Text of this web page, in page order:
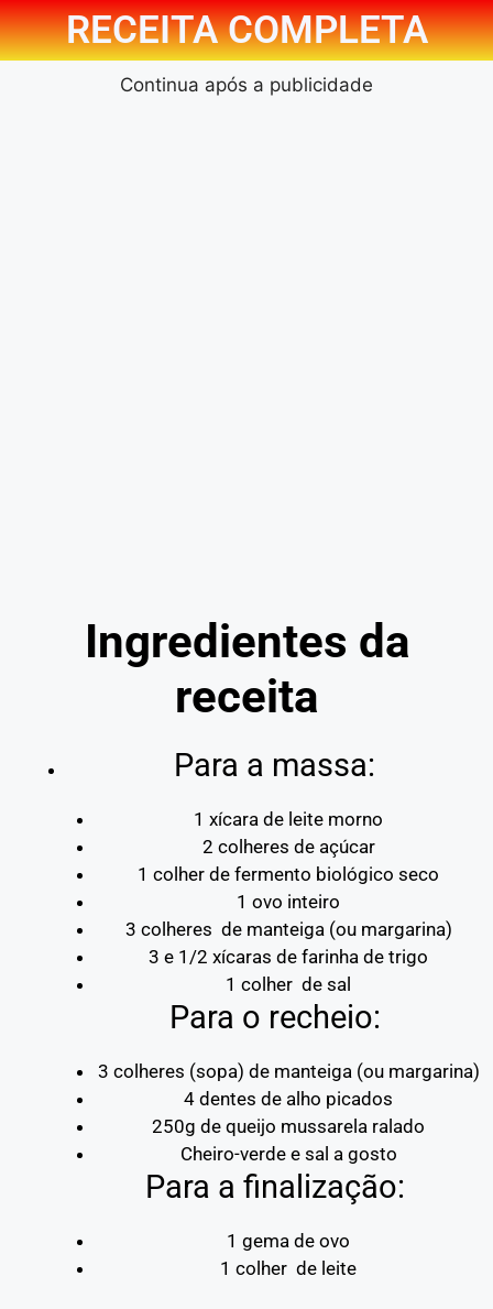
RECEITA COMPLETA
Continua após a publicidade
Ingredientes da
receita
Para a massa:
1 xícara de leite morno
2 colheres de açúcar
1 colher de fermento biológico seco
1 ovo inteiro
3 colheres de manteiga (ou margarina)
3 e 1/2 xícaras de farinha de trigo
1 colher de sal
Para o recheio:
3 colheres (sopa) de manteiga (ou margarina)
4 dentes de alho picados
250g de queijo mussarela ralado
Cheiro-verde e sal a gosto
Para a finalização:
1 gema de ovo
1 colher de leite